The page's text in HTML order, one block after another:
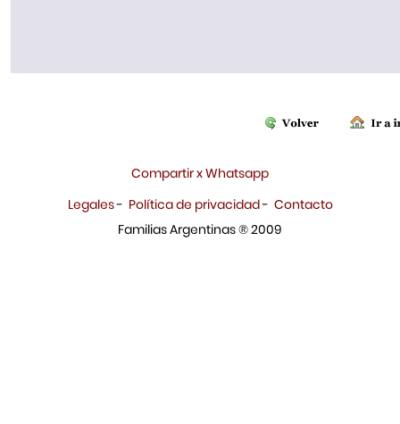
Compartir x Whatsapp
Legales- Política de privacidad- Contacto
Familias Argentinas ® 2009